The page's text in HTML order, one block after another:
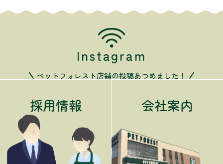
Instagram
ペットフォレスト店舗の投稿あつめました！
採用情報 会社案内